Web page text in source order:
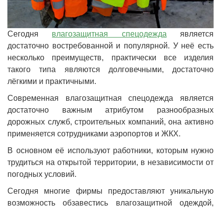
Сегодня влагозащитная спецодежда является
достаточно востребованной и популярной. У неё есть
несколько преимуществ, практически все изделия
такого типа являются долговечными, достаточно
лёгкими и практичными.
Современная влагозащитная спецодежда является
достаточно важным атрибутом разнообразных
дорожных служб, строительных компаний, она активно
применяется сотрудниками аэропортов и ЖКХ.
В основном её используют работники, которым нужно
трудиться на открытой территории, в независимости от
погодных условий.
Сегодня многие фирмы предоставляют уникальную
возможность обзавестись влагозащитной одеждой,